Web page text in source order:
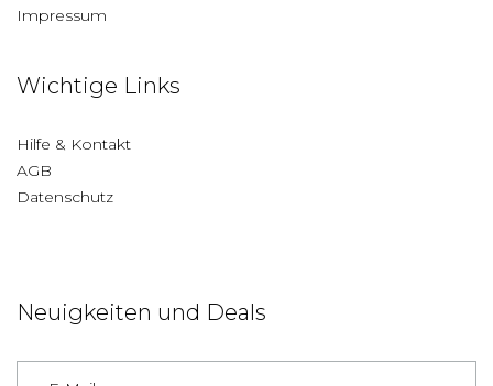
Impressum
Wichtige Links
Hilfe & Kontakt
AGB
Datenschutz
Neuigkeiten und Deals